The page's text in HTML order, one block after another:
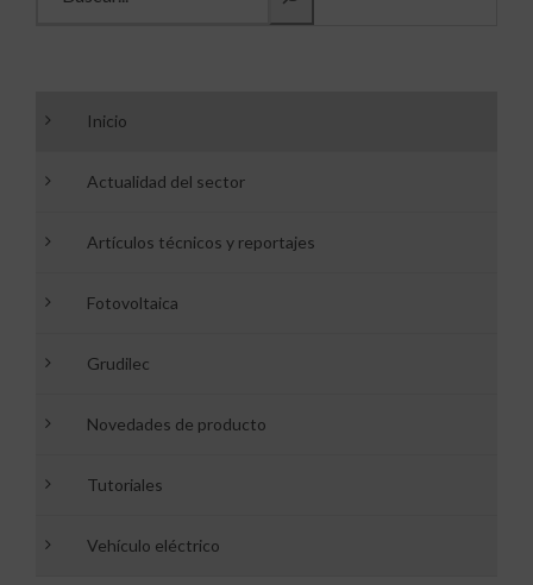
Inicio
Actualidad del sector
Artículos técnicos y reportajes
Fotovoltaica
Grudilec
Novedades de producto
Tutoriales
Vehículo eléctrico